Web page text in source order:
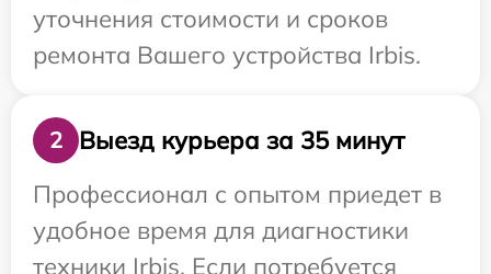
уточнения стоимости и сроков
ремонта Вашего устройства Irbis.
2
Выезд курьера за 35 минут
Профессионал с опытом приедет в
удобное время для диагностики
техники Irbis. Если потребуется